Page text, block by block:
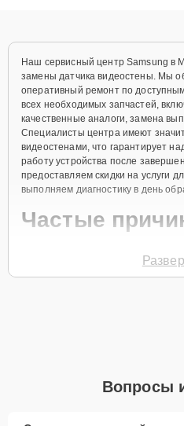
Наш сервисный центр Samsung в
замены датчика видеостены. Мы
оперативный ремонт по
всех необходимых запчастей,
качественные аналоги, замена
Специалисты центра имеют
видеостенами, что гарантирует
работу устройства после
предоставляем скидки на услуги
выполняем диагностику в день
Частые
Выход из строя датчика
Электрические сбои
Вопросы